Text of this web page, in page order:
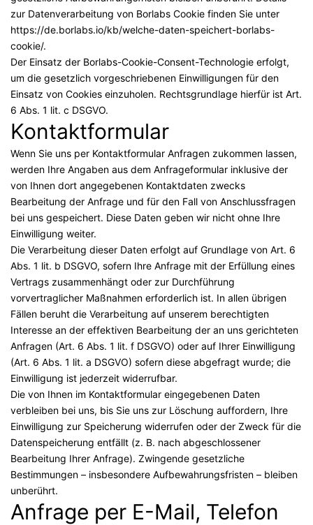
zur Datenverarbeitung von Borlabs Cookie finden Sie unter
https://de.borlabs.io/kb/welche-daten-speichert-borlabs-
cookie/.
Der Einsatz der Borlabs-Cookie-Consent-Technologie erfolgt,
um die gesetzlich vorgeschriebenen Einwilligungen für den
Einsatz von Cookies einzuholen. Rechtsgrundlage hierfür ist Art.
6 Abs. 1 lit. c DSGVO.
Kontaktformular
Wenn Sie uns per Kontaktformular Anfragen zukommen lassen,
werden Ihre Angaben aus dem Anfrageformular inklusive der
von Ihnen dort angegebenen Kontaktdaten zwecks
Bearbeitung der Anfrage und für den Fall von Anschlussfragen
bei uns gespeichert. Diese Daten geben wir nicht ohne Ihre
Einwilligung weiter.
Die Verarbeitung dieser Daten erfolgt auf Grundlage von Art. 6
Abs. 1 lit. b DSGVO, sofern Ihre Anfrage mit der Erfüllung eines
Vertrags zusammenhängt oder zur Durchführung
vorvertraglicher Maßnahmen erforderlich ist. In allen übrigen
Fällen beruht die Verarbeitung auf unserem berechtigten
Interesse an der effektiven Bearbeitung der an uns gerichteten
Anfragen (Art. 6 Abs. 1 lit. f DSGVO) oder auf Ihrer Einwilligung
(Art. 6 Abs. 1 lit. a DSGVO) sofern diese abgefragt wurde; die
Einwilligung ist jederzeit widerrufbar.
Die von Ihnen im Kontaktformular eingegebenen Daten
verbleiben bei uns, bis Sie uns zur Löschung auffordern, Ihre
Einwilligung zur Speicherung widerrufen oder der Zweck für die
Datenspeicherung entfällt (z. B. nach abgeschlossener
Bearbeitung Ihrer Anfrage). Zwingende gesetzliche
Bestimmungen – insbesondere Aufbewahrungsfristen – bleiben
unberührt.
Anfrage per E-Mail, Telefon